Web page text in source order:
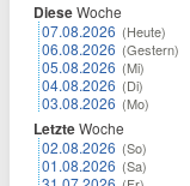
DieseWoche
07.08.2026 (Heute)
06.08.2026 (Gestern)
05.08.2026 (Mi)
04.08.2026 (Di)
03.08.2026 (Mo)
LetzteWoche
02.08.2026 (So)
01.08.2026 (Sa)